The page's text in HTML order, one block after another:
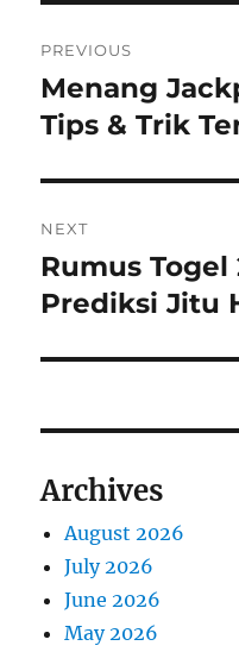
navigation
PREVIOUS
Previous
post:
Menang
Tips & Trik
NEXT
Next
post:
Rumus
Prediksi Jitu
Archives
August 2026
July 2026
June 2026
May 2026